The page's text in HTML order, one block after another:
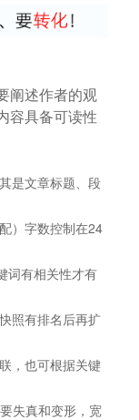
阐述作者的观
容具备可读性
是文章标题、段
）字数控制在24
词有相关性才有
照有排名后再扩
，也可根据关键
失真和变形，宽